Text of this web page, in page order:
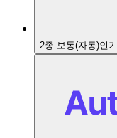
2종 보통(자동)인기